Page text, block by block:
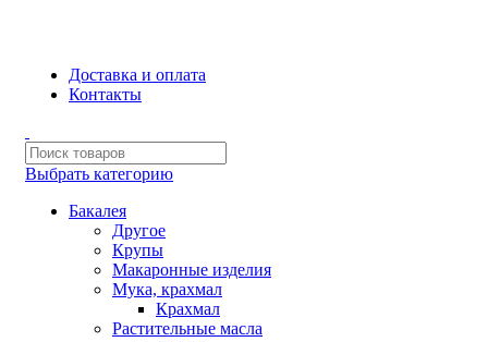
Доставка и оплата
Контакты
Выбрать категорию
Бакалея
Другое
Крупы
Макаронные изделия
Мука, крахмал
Крахмал
Растительные масла